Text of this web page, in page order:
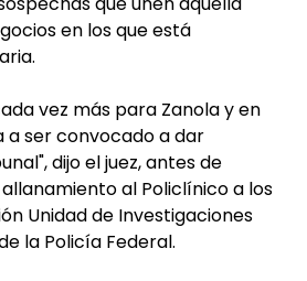
en los que está
vez más para Zanola y en
a ser convocado a dar
dijo el juez, antes de
al Policlínico a los
Unidad de Investigaciones
la Policía Federal.